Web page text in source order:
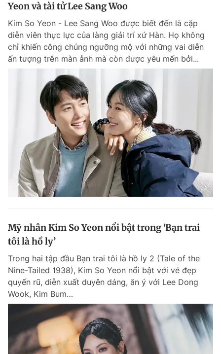
Yeon và tài tử Lee Sang Woo
Kim So Yeon - Lee Sang Woo được biết đến là cặp
diễn viên thực lực của làng giải trí xứ Hàn. Họ không
chỉ khiến công chúng ngưỡng mộ với những vai diễn
ấn tượng trên màn ảnh mà còn được yêu mến bởi...
Mỹ nhân Kim So Yeon nổi bật trong ‘Bạn trai
tôi là hồ ly’
Trong hai tập đầu Bạn trai tôi là hồ ly 2 (Tale of the
Nine-Tailed 1938), Kim So Yeon nổi bật với vẻ đẹp
quyến rũ, diễn xuất duyên dáng, ăn ý với Lee Dong
Wook, Kim Bum…